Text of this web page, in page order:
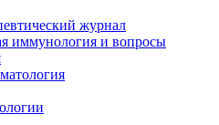
журнал
иммунология и вопросы